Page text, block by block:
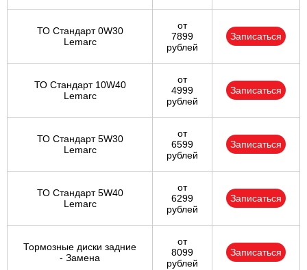
ТО Стандарт 0W30
Lemarc
от
7899
рублей
Записаться
ТО Стандарт 10W40
Lemarc
от
4999
рублей
Записаться
ТО Стандарт 5W30
Lemarc
от
6599
рублей
Записаться
ТО Стандарт 5W40
Lemarc
от
6299
рублей
Записаться
Тормозные диски задние
- Замена
от
8099
рублей
Записаться